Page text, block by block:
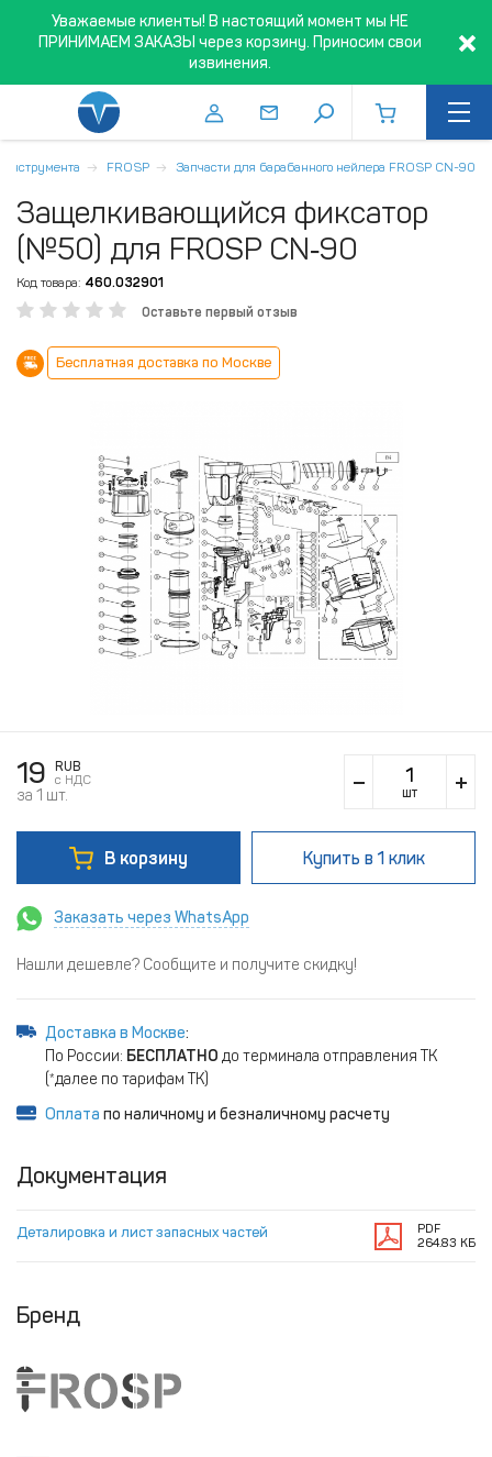
Уважаемые клиенты! В настоящий момент мы НЕ
ПРИНИМАЕМ ЗАКАЗЫ через корзину. Приносим свои
извинения.
FROSP Запчасти для барабанного нейлера FROSP CN-90
Защелкивающийся фиксатор
(№50) для FROSP CN‑90
Код товара: 460.032901
Оставьте первый отзыв
Бесплатная доставка по Москве
19
RUB
c НДС
за 1 шт. шт
В корзину Купить в 1 клик
Заказать через WhatsApp
Нашли дешевле? Сообщите и получите скидку!
Доставка в Москве:
По России: БЕСПЛАТНО до терминала отправления ТК
(*далее по тарифам ТК)
Оплата по наличному и безналичному расчету
Документация
Деталировка и лист запасных частей
PDF
264.83 КБ
Бренд